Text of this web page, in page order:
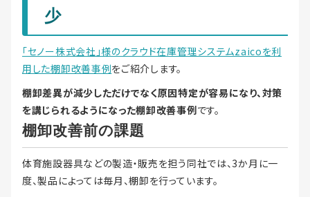
少
「セノー株式会社」様のクラウド在庫管理システムzaicoを利
用した棚卸改善事例をご紹介します。
棚卸差異が減少しただけでなく原因特定が容易になり、対策
を講じられるようになった棚卸改善事例です。
棚卸改善前の課題
体育施設器具などの製造・販売を担う同社では、3か月に一
度、製品によっては毎月、棚卸を行っています。